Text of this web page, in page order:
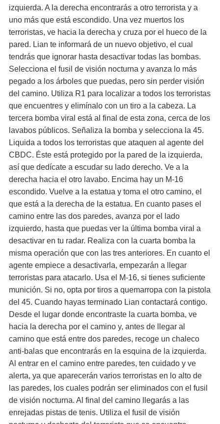
izquierda. A la derecha encontrarás a otro terrorista y a
uno más que está escondido. Una vez muertos los
terroristas, ve hacia la derecha y cruza por el hueco de la
pared. Lian te informará de un nuevo objetivo, el cual
tendrás que ignorar hasta desactivar todas las bombas.
Selecciona el fusil de visión nocturna y avanza lo más
pegado a los árboles que puedas, pero sin perder visión
del camino. Utiliza R1 para localizar a todos los terroristas
que encuentres y elimínalo con un tiro a la cabeza. La
tercera bomba viral está al final de esta zona, cerca de los
lavabos públicos. Señaliza la bomba y selecciona la 45.
Liquida a todos los terroristas que ataquen al agente del
CBDC. Éste está protegido por la pared de la izquierda,
así que dedícate a escudar su lado derecho. Ve a la
derecha hacia el otro lavabo. Encima hay un M-16
escondido. Vuelve a la estatua y toma el otro camino, el
que está a la derecha de la estatua. En cuanto pases el
camino entre las dos paredes, avanza por el lado
izquierdo, hasta que puedas ver la última bomba viral a
desactivar en tu radar. Realiza con la cuarta bomba la
misma operación que con las tres anteriores. En cuanto el
agente empiece a desactivarla, empezarán a llegar
terroristas para atacarlo. Usa el M-16, si tienes suficiente
munición. Si no, opta por tiros a quemarropa con la pistola
del 45. Cuando hayas terminado Lian contactará contigo.
Desde el lugar donde encontraste la cuarta bomba, ve
hacia la derecha por el camino y, antes de llegar al
camino que está entre dos paredes, recoge un chaleco
anti-balas que encontrarás en la esquina de la izquierda.
Al entrar en el camino entre paredes, ten cuidado y ve
alerta, ya que aparecerán varios terroristas en lo alto de
las paredes, los cuales podrán ser eliminados con el fusil
de visión nocturna. Al final del camino llegarás a las
enrejadas pistas de tenis. Utiliza el fusil de visión